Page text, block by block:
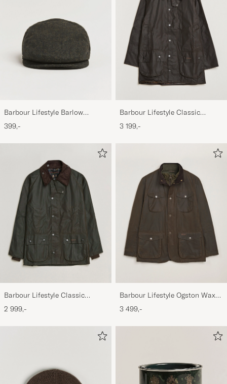
Barbour Lifestyle Barlow
Herringbone Cap Olive
399,-
Barbour Lifestyle Classic
Beaufort Jacket Olive
3 199,-
Barbour Lifestyle Classic
Bedale Jacket Olive
2 999,-
Barbour Lifestyle Ogston Waxed
Jacket Olive
3 499,-